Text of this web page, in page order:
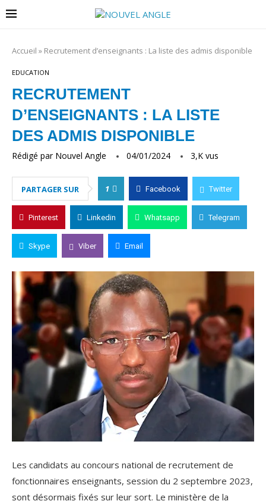
Accueil » Recrutement d’enseignants : La liste des admis disponible
EDUCATION
RECRUTEMENT
D’ENSEIGNANTS : LA LISTE
DES ADMIS DISPONIBLE
Rédigé par Nouvel Angle 04/01/2024 3,K vus
PARTAGER SUR 1 Facebook Twitter
Pinterest Linkedin Whatsapp Telegram
Skype Viber Email
Les candidats au concours national de recrutement de
fonctionnaires enseignants, session du 2 septembre 2023,
sont désormais fixés sur leur sort. Le ministère de la